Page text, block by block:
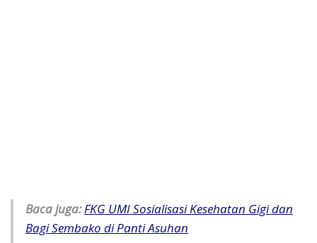
Baca juga:FKG UMI Sosialisasi Kesehatan Gigi dan
Bagi Sembako di Panti Asuhan